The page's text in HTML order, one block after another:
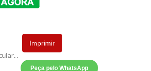
Imprimir
Peça pelo WhatsApp